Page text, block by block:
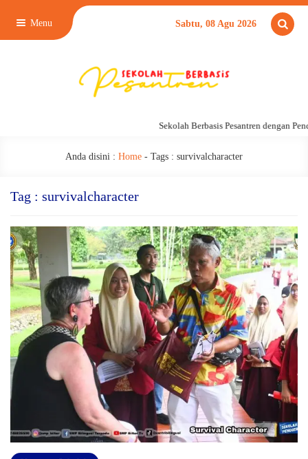
Menu Sabtu, 08 Agu 2026
Sekolah Berbasis Pesantren dengan
Anda disini : Home - Tags : survivalcharacter
Tag : survivalcharacter